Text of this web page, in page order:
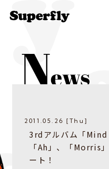
2011.05.26 [Thu]
3rdアルバム「Mind
「Ah」、「Morris
ート！